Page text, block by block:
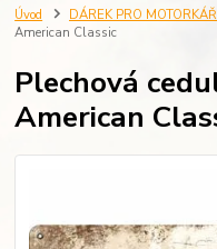
Úvod DÁREK PRO
American Classic
Plechová
American